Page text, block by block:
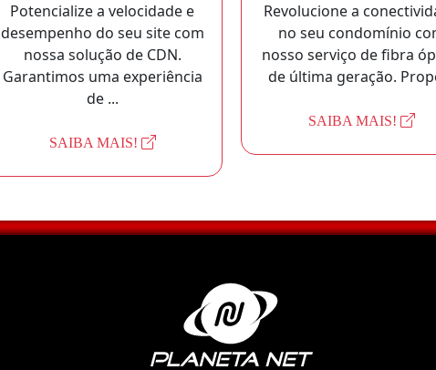
Potencialize a velocidade e
desempenho do seu site com
nossa solução de CDN.
Garantimos uma experiência
de ...
SAIBA MAIS!
Revolucione a
no seu condomínio
nosso serviço de fibra
de última geração.
SAIBA MAIS!